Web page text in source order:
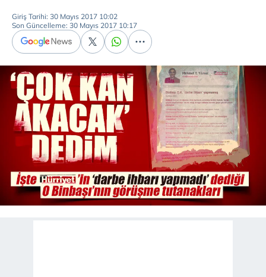
Giriş Tarihi: 30 Mayıs 2017 10:02
Son Güncelleme: 30 Mayıs 2017 10:17